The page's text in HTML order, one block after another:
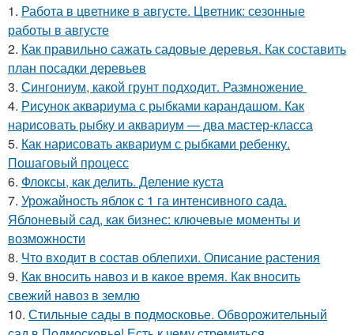
1. Работа в цветнике в августе. Цветник: сезонные
работы в августе
2. Как правильно сажать садовые деревья. Как составить
план посадки деревьев
3. Сингониум, какой грунт подходит. Размножение
4. Рисунок аквариума с рыбками карандашом. Как
нарисовать рыбку и аквариум — два мастер-класса
5. Как нарисовать аквариум с рыбками ребенку.
Пошаговый процесс
6. Флоксы, как делить. Деление куста
7. Урожайность яблок с 1 га интенсивного сада.
Яблоневый сад, как бизнес: ключевые моменты и
возможности
8. Что входит в состав облепихи. Описание растения
9. Как вносить навоз и в какое время. Как вносить
свежий навоз в землю
10. Стильные сады в подмосковье. Обворожительный